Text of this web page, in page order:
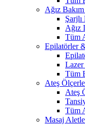
Ağız
Şarjlı
Ağız
Tüm
Epilatörler
Tüm
Ateş
Ateş
Tüm
Masaj